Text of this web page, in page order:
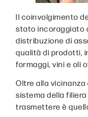
Il coinvolgimento
stato incoraggiato
distribuzione di
qualità di prodotti,
formaggi, vini e oli
Oltre alla
sistema della
trasmettere è